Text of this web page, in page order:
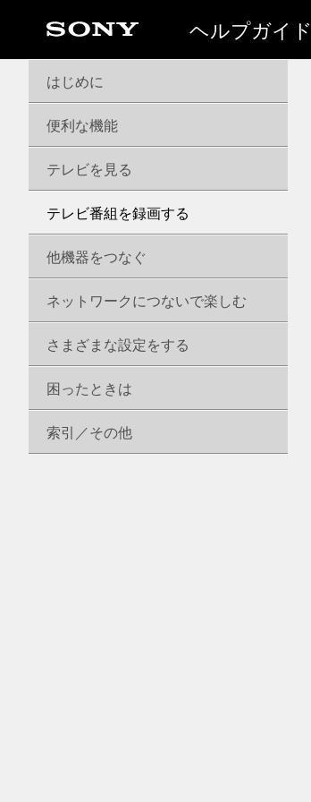
ヘルプガイド
はじめに
便利な機能
テレビを見る
テレビ番組を録画する
他機器をつなぐ
ネットワークにつないで楽しむ
さまざまな設定をする
困ったときは
索引／その他